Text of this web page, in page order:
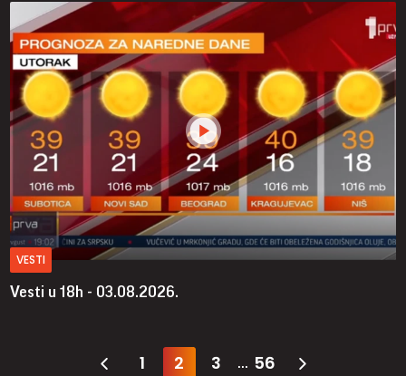
VESTI
Vesti u 18h - 03.08.2026.
1 2 3 ... 56